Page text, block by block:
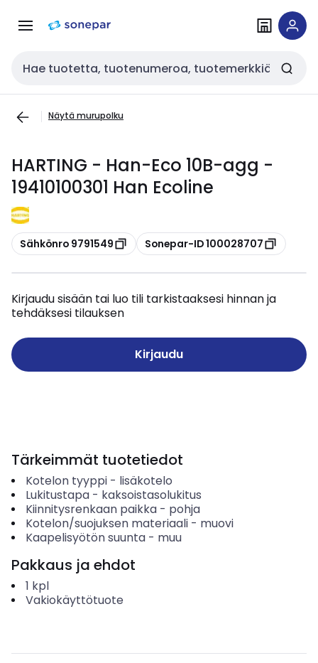
navigointiinsisältöön
Haku
Näytä murupolku
HARTING - Han-Eco 10B-agg -
19410100301 Han Ecoline
Kopioi
Sähkönro 9791549 Kopioi
Sonepar-ID 100028707
Kirjaudu sisään tai luo tili tarkistaaksesi hinnan ja
tehdäksesi tilauksen
Kirjaudu
Tärkeimmät tuotetiedot
Kotelon tyyppi- lisäkotelo
Lukitustapa- kaksoistasolukitus
Kiinnitysrenkaan paikka- pohja
Kotelon/suojuksen materiaali- muovi
Kaapelisyötön suunta- muu
Pakkaus ja ehdot
1 kpl
Vakiokäyttötuote